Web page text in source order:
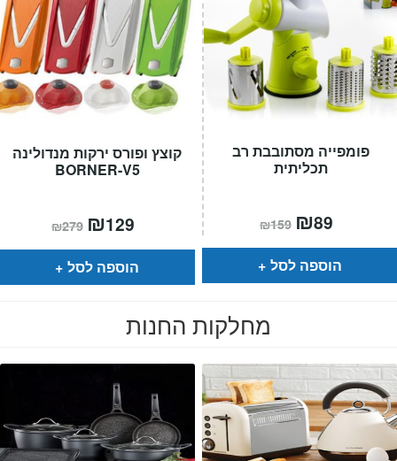
קוצץ ופורס ירקות מנדולינה
BORNER-V5
₪279 המחיר
המקורי
היה:
₪279.
₪129
הוא:
הוספה לסל
פומפייה מסתובבת רב
תכליתית
₪159 המחיר
המקורי
היה:
₪159.
₪89
הוא:
הוספה לסל
מחלקות החנות